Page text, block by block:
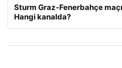
Sturm Graz-Fenerbahçe
Hangi kanalda?